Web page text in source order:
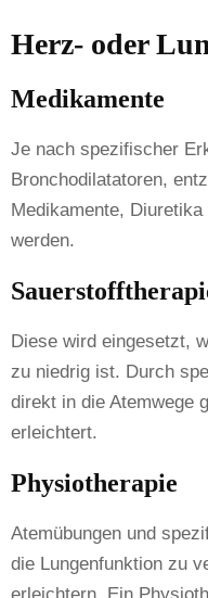
Herz- oder
Medikamente
Je nach spezifischer
Bronchodilatatoren,
Medikamente,
werden.
Diese wird eingesetzt,
zu niedrig ist. Durch
direkt in die Atemwege
erleichtert.
Physiotherapie
Atemübungen und
die Lungenfunktion zu
erleichtern. Ein